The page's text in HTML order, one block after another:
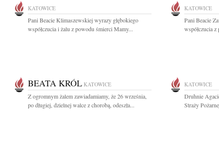
KATOWICE
Pani Beacie Klimaszewskiej wyrazy głębokiego
współczucia i żalu z powodu śmierci Mamy...
KATOWICE
Pani Beacie
współczucia
BEATA KRÓL KATOWICE
Z ogromnym żalem zawiadamiamy, że 26 września,
po długiej, dzielnej walce z chorobą, odeszła...
KATOWICE
Druhnie
Straży